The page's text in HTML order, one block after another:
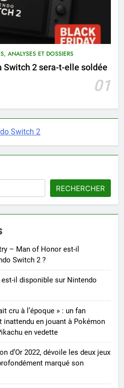
ANALYSES ET DOSSIERS
Switch 2 sera-t-elle soldée
01
Switch 2
RECHERCHER
– Man of Honor est-il
Switch 2 ?
il disponible sur Nintendo
cru à l’époque » : un fan
inattendu en jouant à Pokémon
en vedette
d’Or 2022, dévoile les deux jeux
marqué son